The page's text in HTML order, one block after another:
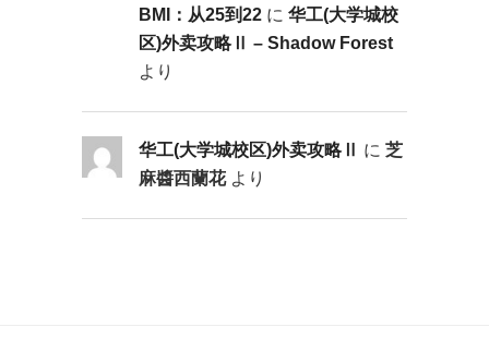
BMI：从25到22に 华工(大学城校
区)外卖攻略Ⅱ – Shadow Forest
より
华工(大学城校区)外卖攻略Ⅱ に 芝
麻醬西蘭花より